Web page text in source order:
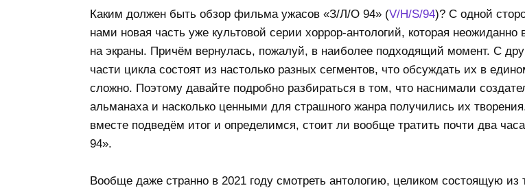
Каким должен быть обзор фильма ужасов «З/Л/О 94» (V/H/S/94)? С одной
нами новая часть уже культовой серии хоррор-антологий, которая неожиданно
на экраны. Причём вернулась, пожалуй, в наиболее подходящий момент. С
части цикла состоят из настолько разных сегментов, что обсуждать их в
сложно. Поэтому давайте подробно разбираться в том, что наснимали
альманаха и насколько ценными для страшного жанра получились их
вместе подведём итог и определимся, стоит ли вообще тратить почти два
94».
Вообще даже странно в 2021 году смотреть антологию, целиком состоящую из